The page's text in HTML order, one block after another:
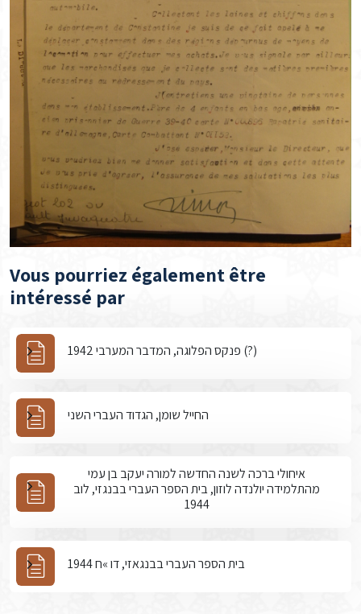
Vous pourriez également être
intéressé par
פנקס הפלוגה, המדבר המערבי 1942 (?)
החייל שומן, הגדוד העברי השני
איחולי ברכה לשנה החדשה למורה יעקב בן עמי
מהתלמידה יולנדה לוזון, בית הספר העברי בבנגזי, לוב
1944
בית הספר העברי בבנגאזי, דו »ח 1944